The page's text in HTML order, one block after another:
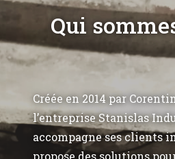
Qui
Créée en 2014 par
l’entreprise Stanislas
accompagne ses clients
propose des solutions